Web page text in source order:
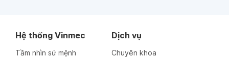
Hệ thống Vinmec
Tầm nhìn sứ mệnh
Dịch vụ
Chuyên khoa